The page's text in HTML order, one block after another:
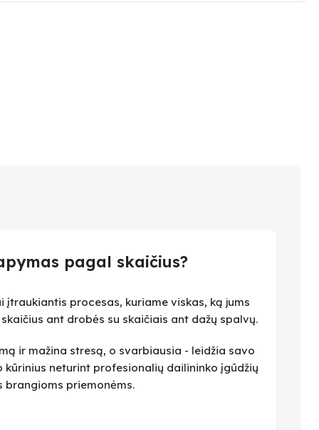
pagal skaičius?
įtraukiantis procesas, kuriame viskas, ką jums
ant drobės su skaičiais ant dažų spalvų.
ir mažina stresą, o svarbiausia - leidžia savo
neturint profesionalių dailininko įgūdžių
brangioms priemonėms.